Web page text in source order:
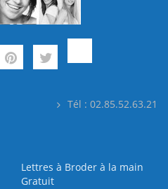
Tél : 02.85.52.63.21
Lettres à Broder à la main
Gratuit